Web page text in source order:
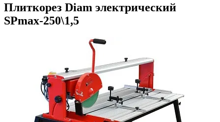
Плиткорез Diam электрический
SPmax-250\1,5